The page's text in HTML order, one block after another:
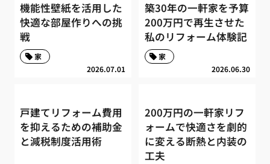
機能性壁紙を活用した
快適な部屋作りへの挑
戦
2026.07.01
家
築30年の一軒家を予算
200万円で再生させた
私のリフォーム体験記
2026.06.30
家
戸建てリフォーム費用
を抑えるための補助金
と減税制度活用術
200万円の一軒家リフ
ォームで快適さを劇的
に変える断熱と内装の
工夫